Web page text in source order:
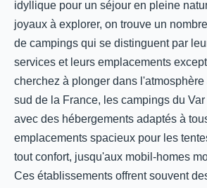
idyllique pour un séjour en pleine
joyaux à explorer, on trouve un
de campings qui se distinguent par
services et leurs emplacements
cherchez à plonger dans
sud de la France, les campings du
avec des hébergements adaptés à
emplacements spacieux pour les
tout confort, jusqu'aux mobil-homes
Ces établissements offrent souvent